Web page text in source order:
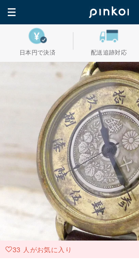
日本円で決済 配送追跡対応
33 人がお気に入り